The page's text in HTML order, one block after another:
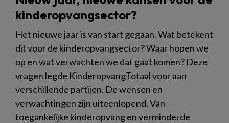
kinderopvangsector?
Het nieuwe jaar is van start gegaan. Wat betekent
dit voor de kinderopvangsector? Waar hopen we
op en wat verwachten we dat gaat komen? Deze
vragen legde KinderopvangTotaal voor aan
verschillende partijen. De wensen en
verwachtingen zijn uiteenlopend. Van
toegankelijke kinderopvang en verminderde